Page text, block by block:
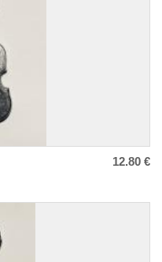
12.80 €